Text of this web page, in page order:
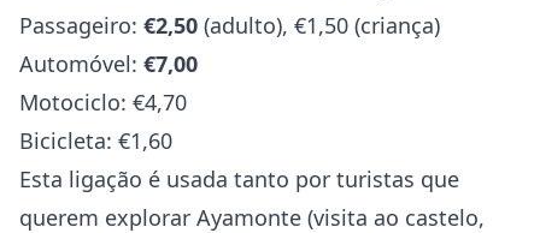
Passageiro: €2,50 (adulto), €1,50 (criança)
Automóvel: €7,00
Motociclo: €4,70
Bicicleta: €1,60
Esta ligação é usada tanto por turistas que
querem explorar Ayamonte (visita ao castelo,